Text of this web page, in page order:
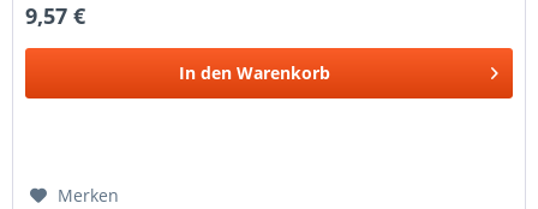
9,57 €
In den Warenkorb
Merken